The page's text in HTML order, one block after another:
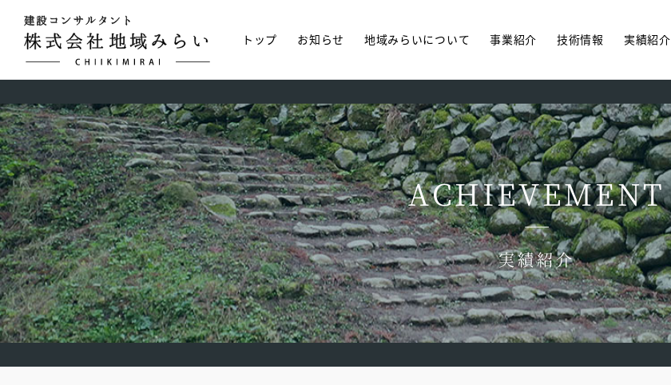
トップ お知らせ 地域みらいについて 事業紹介 技術情報 実績紹介
ACHIEVEMENT
実績紹介